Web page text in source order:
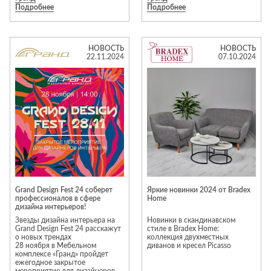
материалу и уважением к
вашему дому.
Подробнее
создающей эффект дымки
инновационной шелковистой
ткани SENSOTEX®. В
коллекцию также вошли
покрывала, фарфор, текстиль
Превратите свою спальню в
настоящий храм спокойствия.
Подробнее
НОВОСТЬ
22.11.2024
Grand Design Fest 24 соберет
профессионалов в сфере
дизайна интерьеров!
Звезды дизайна интерьера на
Grand Design Fest 24 расскажут
о новых трендах
28 ноября в Мебельном
комплексе «Гранд» пройдет
ежегодное закрытое
НОВОСТЬ
07.10.2024
Яркие новинки 2024 от Bradex
Home
Новинки в скандинавском
стиле в Bradex Home:
коллекция двухместных
диванов и кресел Picasso